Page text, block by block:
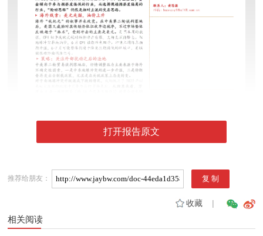
打开报告原文
推荐给朋友：
收藏|
相关阅读